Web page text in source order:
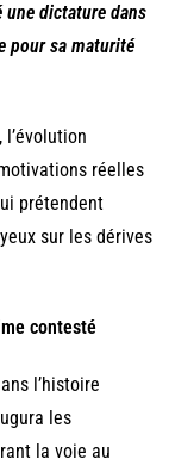
une dictature dans
pour sa maturité
réelles
prétendent
sur les dérives
contesté
l’histoire
les
la voie au